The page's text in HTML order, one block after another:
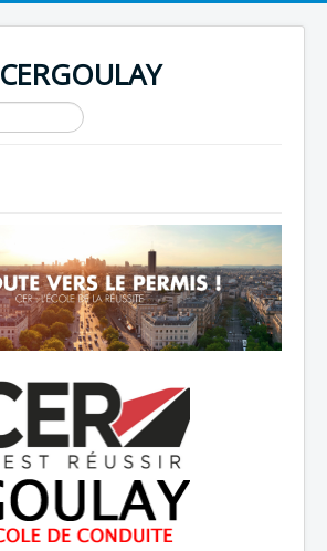
CERGOULAY